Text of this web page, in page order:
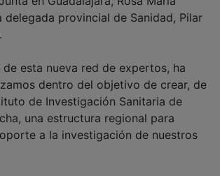
delegada provincial de Sanidad, Pilar
dentro del objetivo de crear, de
de Investigación Sanitaria de
una estructura regional para
a la investigación de nuestros